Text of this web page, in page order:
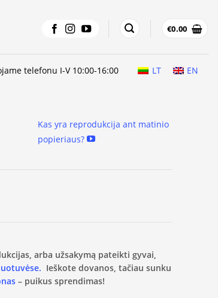
€0.00
telefonu I-V 10:00-16:00 LT EN
Kas yra reprodukcija ant matinio
popieriaus?
arba užsakymą pateikti gyvai,
Ieškote dovanos, tačiau sunku
– puikus sprendimas!